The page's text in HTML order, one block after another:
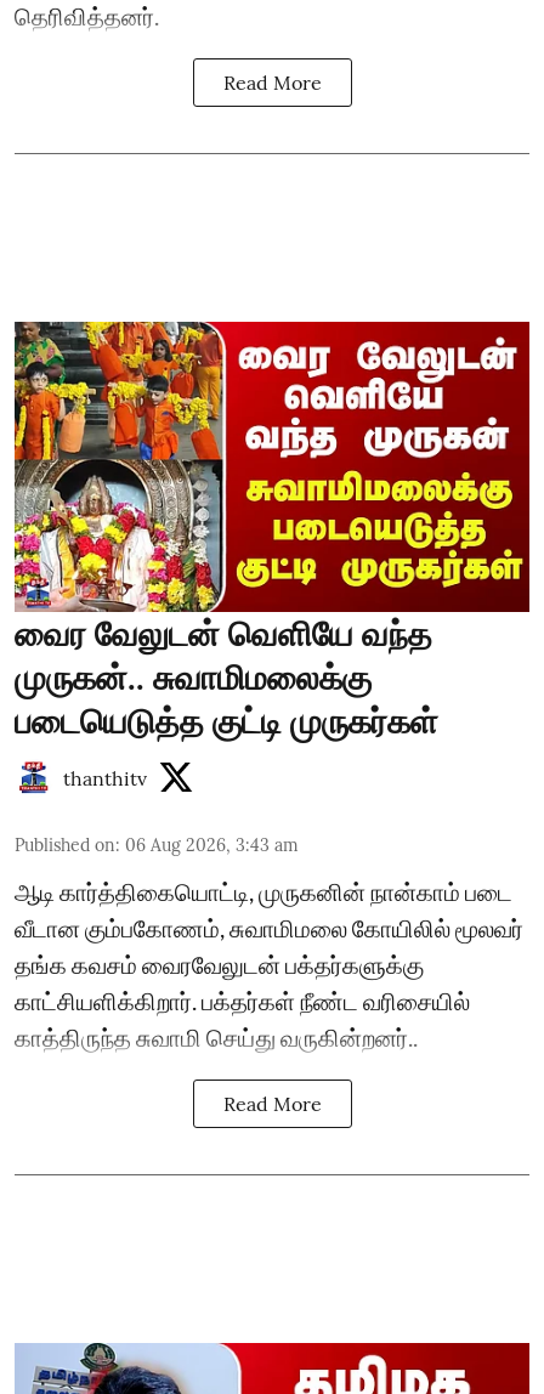
தெரிவித்தனர்.
Read More
வைர வேலுடன் வெளியே வந்த
முருகன்.. சுவாமிமலைக்கு
படையெடுத்த குட்டி முருகர்கள்
thanthitv
Published on: 06 Aug 2026, 3:43 am
ஆடி கார்த்திகையொட்டி, முருகனின் நான்காம் படை
வீடான கும்பகோணம், சுவாமிமலை கோயிலில் மூலவர்
தங்க கவசம் வைரவேலுடன் பக்தர்களுக்கு
காட்சியளிக்கிறார். பக்தர்கள் நீண்ட வரிசையில்
காத்திருந்த சுவாமி செய்து வருகின்றனர்..
Read More